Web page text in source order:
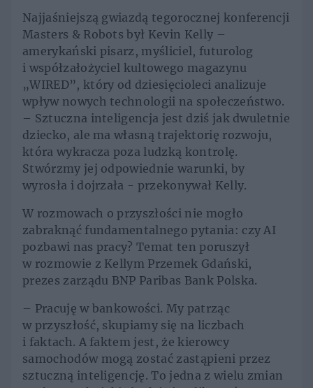
Najjaśniejszą gwiazdą tegorocznej konferencji
Masters & Robots był Kevin Kelly –
amerykański pisarz, myśliciel, futurolog
i współzałożyciel kultowego magazynu
„WIRED”, który od dziesięcioleci analizuje
wpływ nowych technologii na społeczeństwo.
– Sztuczna inteligencja jest dziś jak dwuletnie
dziecko, ale ma własną trajektorię rozwoju,
która wykracza poza ludzką kontrolę.
Stwórzmy jej odpowiednie warunki, by
wyrosła i dojrzała - przekonywał Kelly.
W rozmowach o przyszłości nie mogło
zabraknąć fundamentalnego pytania: czy AI
pozbawi nas pracy? Temat ten poruszył
w rozmowie z Kellym Przemek Gdański,
prezes zarządu BNP Paribas Bank Polska.
– Pracuję w bankowości. My patrząc
w przyszłość, skupiamy się na liczbach
i faktach. A faktem jest, że kierowcy
samochodów mogą zostać zastąpieni przez
sztuczną inteligencję. To jedna z wielu zmian